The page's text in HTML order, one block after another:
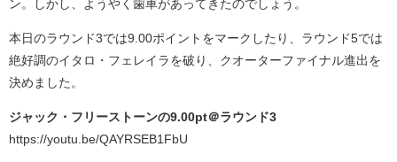
ン。しかし、ようやく歯車があってきたのでしょう。
本日のラウンド3では9.00ポイントをマークしたり、ラウンド5では
絶好調のイタロ・フェレイラを破り、クオーターファイナル進出を
決めました。
ジャック・フリーストーンの9.00pt＠ラウンド3
https://youtu.be/QAYRSEB1FbU